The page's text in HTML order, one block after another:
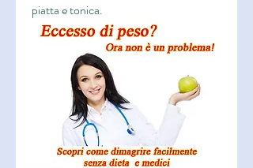
piatta e tonica.